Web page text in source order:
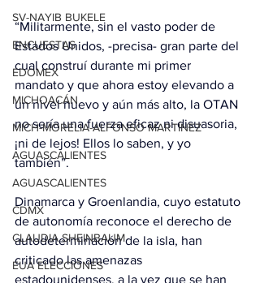
SV-NAYIB BUKELE
ENCUESTAS
EDOMEX
MICHOACÁN
MICH-MORELIA-ALFONSO MARTÍNEZ
AGUASCALIENTES
AGUASCALIENTES
CDMX
CLAUDIA SHEINBAUM
EUA ELECCIONES
“Militarmente, sin el vasto poder de
Estados Unidos, -precisa- gran parte del
cual construí durante mi primer
mandato y que ahora estoy elevando a
un nivel nuevo y aún más alto, la OTAN
no sería una fuerza eficaz ni disuasoria,
¡ni de lejos! Ellos lo saben, y yo
también”.
Dinamarca y Groenlandia, cuyo estatuto
de autonomía reconoce el derecho de
autodeterminación de la isla, han
criticado las amenazas
estadounidenses, a la vez que se han